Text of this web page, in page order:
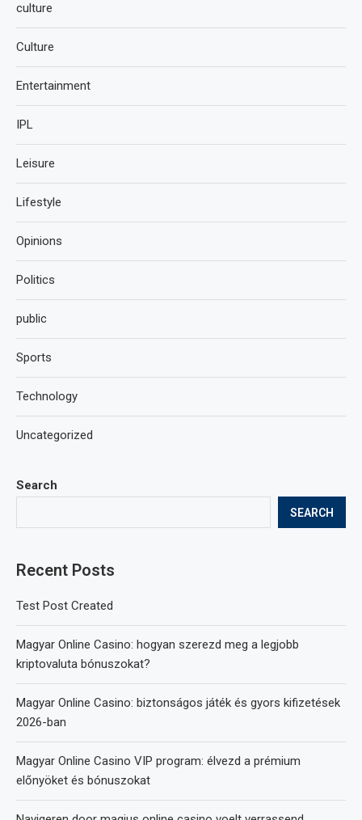
Search
SEARCH
Recent Posts
Test Post Created
Magyar Online Casino: hogyan szerezd meg a legjobb
kriptovaluta bónuszokat?
Magyar Online Casino: biztonságos játék és gyors kifizetések
2026-ban
Magyar Online Casino VIP program: élvezd a prémium
előnyöket és bónuszokat
culture
Culture
Entertainment
IPL
Leisure
Lifestyle
Opinions
Politics
public
Sports
Technology
Uncategorized